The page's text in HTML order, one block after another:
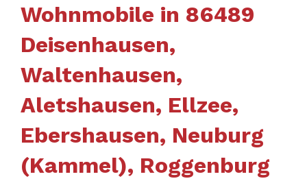
Wohnmobile in 86489
Deisenhausen,
Waltenhausen,
Aletshausen, Ellzee,
Ebershausen, Neuburg
(Kammel), Roggenburg